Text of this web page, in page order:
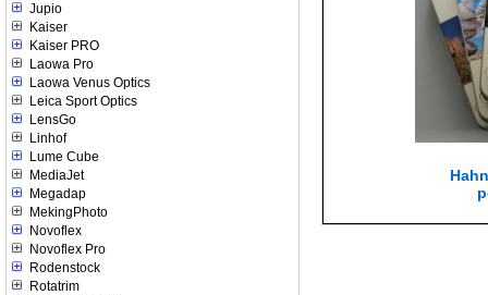
Jupio
Kaiser
Kaiser PRO
Laowa Pro
Laowa Venus Optics
Leica Sport Optics
LensGo
Linhof
Lume Cube
MediaJet
Megadap
MekingPhoto
Novoflex
Novoflex Pro
Rodenstock
Rotatrim